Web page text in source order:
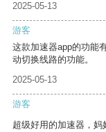
2025-05-13
游客
这款加速器app的功能
动切换线路的功能。
2025-05-13
游客
超级好用的加速器，妈